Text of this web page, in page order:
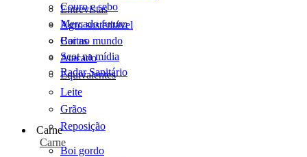
Entrevistas
Agro sustentável
Cartas
Scot na mídia
Radar Sanitário
Couro e sebo
Mercado futuro
Boi no mundo
Atacado
Equivalentes
Leite
Grãos
Reposição
Carne
Carne
Boi gordo